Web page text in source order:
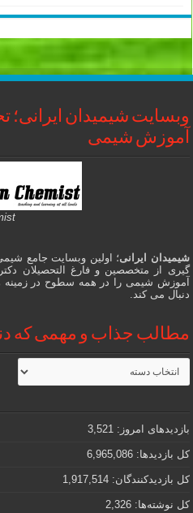
وبسایت شیمیدان ایرانی؛
آموزش شیمی
شیمیدان ایرانی؛ اولین وبسایت جامع
گیری از متخصصین و فارغ التحصیلان
آموزش شیمی را در همه سطوح در زمینه
دنبال می کند.
مطالب جذاب و مهمی که
مطالب
جذاب
و
که
دنبالش
هستید
بازدیدهای امروز: 3,521
کل بازدیدها: 6,965,086
کل بازدیدکنند‌گان: 1,917,514
کل نوشته‌ها: 2,326